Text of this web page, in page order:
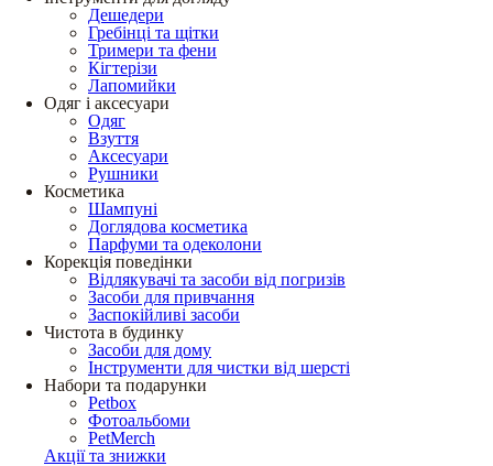
Дешедери
Гребінці та щітки
Тримери та фени
Кігтерізи
Лапомийки
Одяг і аксесуари
Одяг
Взуття
Аксесуари
Рушники
Косметика
Шампуні
Доглядова косметика
Парфуми та одеколони
Корекція поведінки
Відлякувачі та засоби від погризів
Засоби для привчання
Заспокійливі засоби
Чистота в будинку
Засоби для дому
Інструменти для чистки від шерсті
Набори та подарунки
Petbox
Фотоальбоми
PetMerch
Акції та знижки